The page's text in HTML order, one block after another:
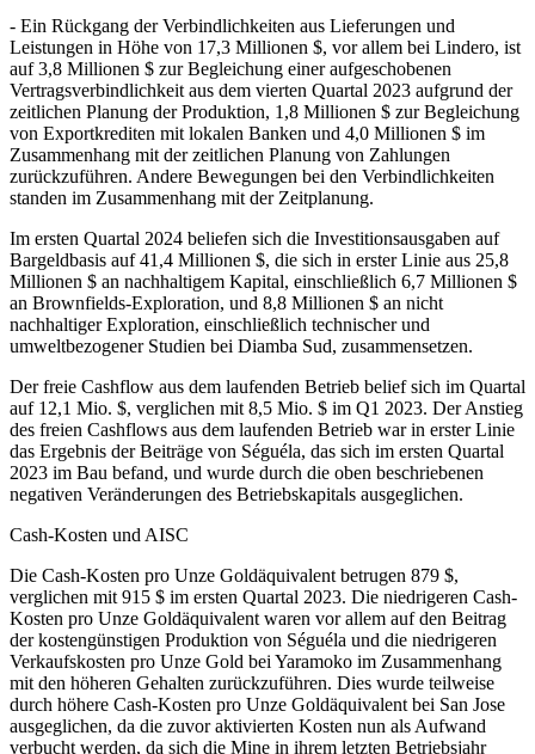
- Ein Rückgang der Verbindlichkeiten aus Lieferungen und
Leistungen in Höhe von 17,3 Millionen $, vor allem bei Lindero, ist
auf 3,8 Millionen $ zur Begleichung einer aufgeschobenen
Vertragsverbindlichkeit aus dem vierten Quartal 2023 aufgrund der
zeitlichen Planung der Produktion, 1,8 Millionen $ zur Begleichung
von Exportkrediten mit lokalen Banken und 4,0 Millionen $ im
Zusammenhang mit der zeitlichen Planung von Zahlungen
zurückzuführen. Andere Bewegungen bei den Verbindlichkeiten
standen im Zusammenhang mit der Zeitplanung.
Im ersten Quartal 2024 beliefen sich die Investitionsausgaben auf
Bargeldbasis auf 41,4 Millionen $, die sich in erster Linie aus 25,8
Millionen $ an nachhaltigem Kapital, einschließlich 6,7 Millionen $
an Brownfields-Exploration, und 8,8 Millionen $ an nicht
nachhaltiger Exploration, einschließlich technischer und
umweltbezogener Studien bei Diamba Sud, zusammensetzen.
Der freie Cashflow aus dem laufenden Betrieb belief sich im Quartal
auf 12,1 Mio. $, verglichen mit 8,5 Mio. $ im Q1 2023. Der Anstieg
des freien Cashflows aus dem laufenden Betrieb war in erster Linie
das Ergebnis der Beiträge von Séguéla, das sich im ersten Quartal
2023 im Bau befand, und wurde durch die oben beschriebenen
negativen Veränderungen des Betriebskapitals ausgeglichen.
Cash-Kosten und AISC
Die Cash-Kosten pro Unze Goldäquivalent betrugen 879 $,
verglichen mit 915 $ im ersten Quartal 2023. Die niedrigeren Cash-
Kosten pro Unze Goldäquivalent waren vor allem auf den Beitrag
der kostengünstigen Produktion von Séguéla und die niedrigeren
Verkaufskosten pro Unze Gold bei Yaramoko im Zusammenhang
mit den höheren Gehalten zurückzuführen. Dies wurde teilweise
durch höhere Cash-Kosten pro Unze Goldäquivalent bei San Jose
ausgeglichen, da die zuvor aktivierten Kosten nun als Aufwand
verbucht werden, da sich die Mine in ihrem letzten Betriebsjahr